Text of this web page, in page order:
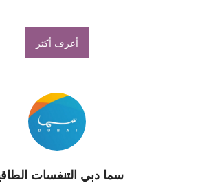
أعرف أكثر
سما دبي التنفسات الطاقية